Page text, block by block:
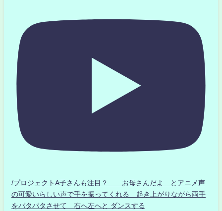
/プロジェクトA子さんも注目？ お母さんだよ とアニメ声
の可愛いらしい声で手を振ってくれる 起き上がりながら両手
をパタパタさせて 右へ左へと ダンスする